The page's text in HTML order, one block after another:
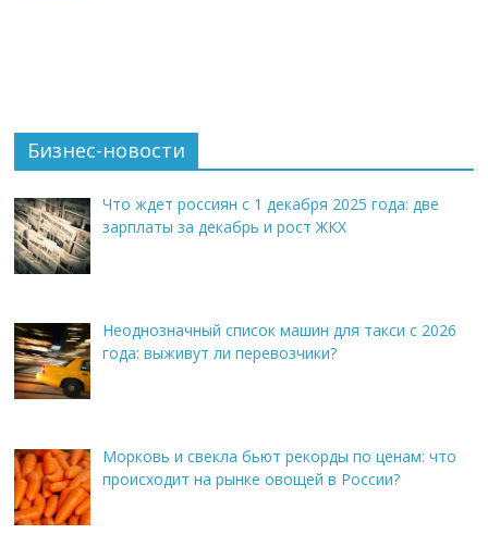
Бизнес-новости
Что ждет россиян с 1 декабря 2025 года: две
зарплаты за декабрь и рост ЖКХ
Неоднозначный список машин для такси с 2026
года: выживут ли перевозчики?
Морковь и свекла бьют рекорды по ценам: что
происходит на рынке овощей в России?